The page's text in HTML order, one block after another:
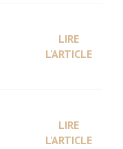
LIRE
L'ARTICLE
LIRE
L'ARTICLE